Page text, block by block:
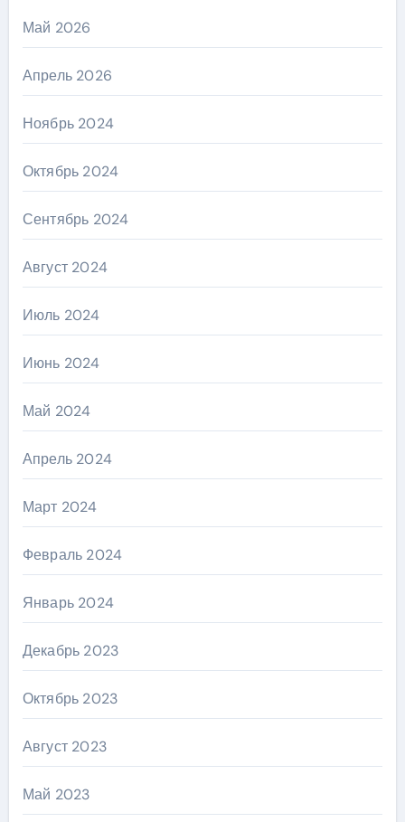
Май 2026
Апрель 2026
Ноябрь 2024
Октябрь 2024
Сентябрь 2024
Август 2024
Июль 2024
Июнь 2024
Май 2024
Апрель 2024
Март 2024
Февраль 2024
Январь 2024
Декабрь 2023
Октябрь 2023
Август 2023
Май 2023